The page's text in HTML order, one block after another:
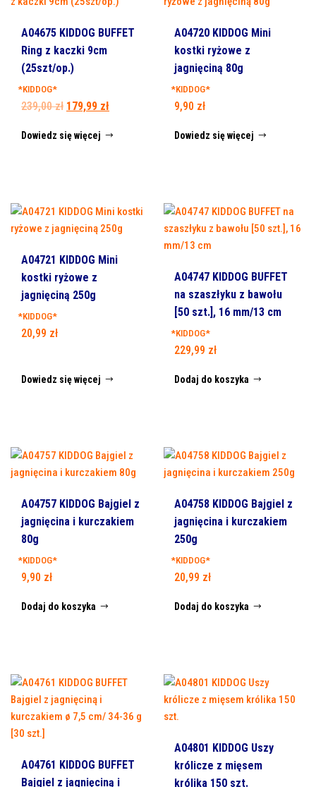
A04675 KIDDOG BUFFET
Ring z kaczki 9cm
(25szt/op.)
*KIDDOG*
239,00zł Pierwotna
wynosiła:
179,99 złAktualna
wynosi:
Dowiedz się więcej
A04720 KIDDOG Mini
kostki ryżowe z
jagnięciną 80g
*KIDDOG*
9,90 zł
Dowiedz się więcej
A04721 KIDDOG Mini
kostki ryżowe z
jagnięciną 250g
*KIDDOG*
20,99 zł
Dowiedz się więcej
A04747 KIDDOG BUFFET
na szaszłyku z bawołu
[50 szt.], 16 mm/13 cm
*KIDDOG*
229,99 zł
Dodaj do koszyka
A04757 KIDDOG Bajgiel z
jagnięcina i kurczakiem
80g
*KIDDOG*
9,90 zł
Dodaj do koszyka
A04758 KIDDOG Bajgiel z
jagnięcina i kurczakiem
250g
*KIDDOG*
20,99 zł
Dodaj do koszyka
A04761 KIDDOG BUFFET
Bajgiel z jagnięciną i
A04801 KIDDOG Uszy
królicze z mięsem
królika 150 szt.